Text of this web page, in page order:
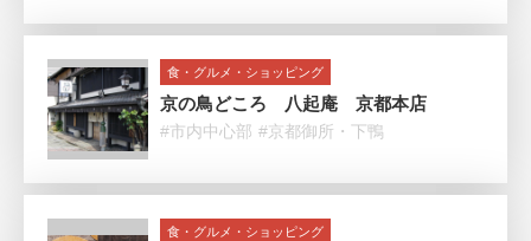
食・グルメ・ショッピング
京の鳥どころ 八起庵 京都本店
#市内中心部 #京都御所・下鴨
食・グルメ・ショッピング